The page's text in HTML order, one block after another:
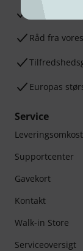
Råd fra
Europas
Service
Supportcenter
Gavekort
Kontakt
Walk-in Store
Serviceoversigt